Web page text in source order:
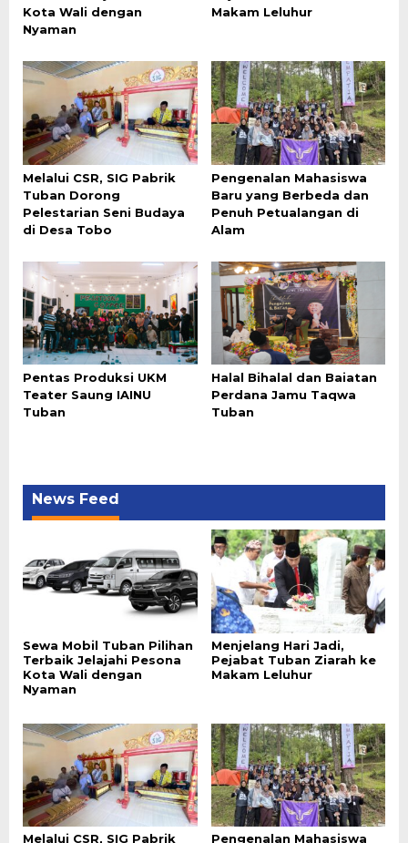
Kota Wali dengan
Nyaman
Makam Leluhur
Melalui CSR, SIG Pabrik
Tuban Dorong
Pelestarian Seni Budaya
di Desa Tobo
Pengenalan Mahasiswa
Baru yang Berbeda dan
Penuh Petualangan di
Alam
Pentas Produksi UKM
Teater Saung IAINU
Tuban
Halal Bihalal dan Baiatan
Perdana Jamu Taqwa
Tuban
News Feed
Sewa Mobil Tuban Pilihan
Terbaik Jelajahi Pesona
Kota Wali dengan
Nyaman
Menjelang Hari Jadi,
Pejabat Tuban Ziarah ke
Makam Leluhur
Melalui CSR, SIG Pabrik
Pengenalan Mahasiswa